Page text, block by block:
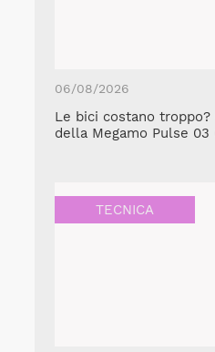
06/08/2026
Le bici costano
della Megamo Pulse 03
TECNICA